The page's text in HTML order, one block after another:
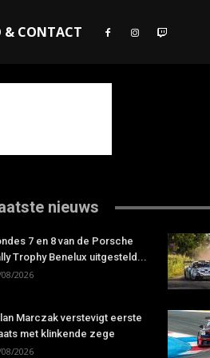
& CONTACT
nieuws
7 en 8 van de Porsche
Trophy Benelux uitgesteld...
2026
Marczak verstevigt eerste
met klinkende zege
2026